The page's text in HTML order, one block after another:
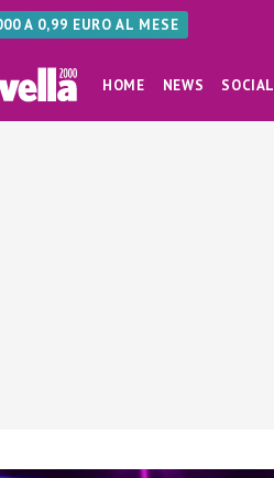
A 0,99 EURO AL MESE
HOME NEWS SOCIAL